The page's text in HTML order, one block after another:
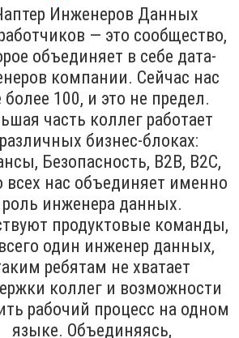
Инженеров Данных
— это сообщество,
объединяет в себе дата-
компании. Сейчас нас
более 100, и это не предел.
часть коллег работает
бизнес-блоках:
Безопасность, B2B, В2С,
всех нас объединяет именно
роль инженера данных.
продуктовые команды,
один инженер данных,
ребятам не хватает
коллег и возможности
рабочий процесс на одном
языке. Объединяясь,